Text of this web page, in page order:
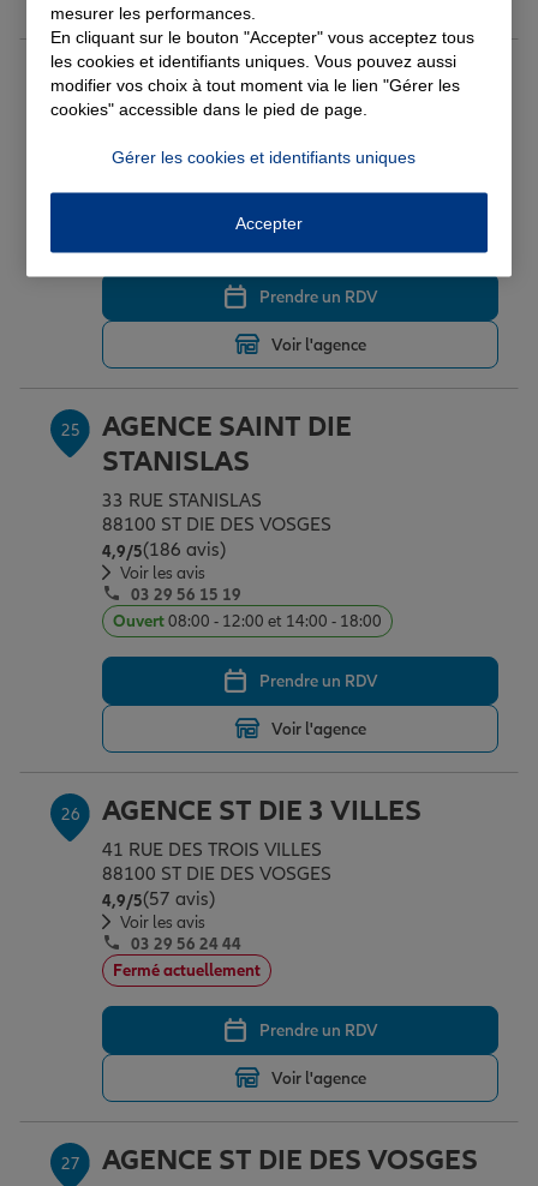
24 AGENCE SAINT DIE
19 QUAI DU MAL LECLERC
4,9/5Note de 4.9 sur 5
(182 avis)
Voir les avis
Prendre un RDV
Voir l'agence
25
AGENCE SAINT DIE
STANISLAS
33 RUE STANISLAS
88100 ST DIE DES VOSGES
4,9/5Note de 4.9 sur 5
(186 avis)
Voir les avis
03 29 56 15 19
Ouvert08:00 - 12:00 et 14:00 - 18:00
Prendre un RDV
Voir l'agence
26 AGENCE ST DIE 3 VILLES
41 RUE DES TROIS VILLES
88100 ST DIE DES VOSGES
4,9/5Note de 4.9 sur 5
(57 avis)
Voir les avis
03 29 56 24 44
Fermé actuellement
Prendre un RDV
Voir l'agence
27 AGENCE ST DIE DES VOSGES
mesurer les performances.
En cliquant sur le bouton "Accepter" vous acceptez tous
les cookies et identifiants uniques. Vous pouvez aussi
modifier vos choix à tout moment via le lien "Gérer les
cookies" accessible dans le pied de page.
Gérer les cookies et identifiants uniques
Accepter